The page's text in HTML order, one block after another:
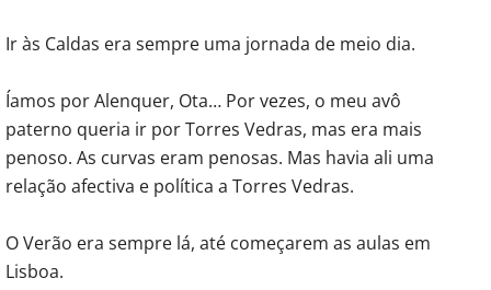
Ir às Caldas era sempre uma jornada de meio dia.
Íamos por Alenquer, Ota… Por vezes, o meu avô
paterno queria ir por Torres Vedras, mas era mais
penoso. As curvas eram penosas. Mas havia ali uma
relação afectiva e política a Torres Vedras.
O Verão era sempre lá, até começarem as aulas em
Lisboa.